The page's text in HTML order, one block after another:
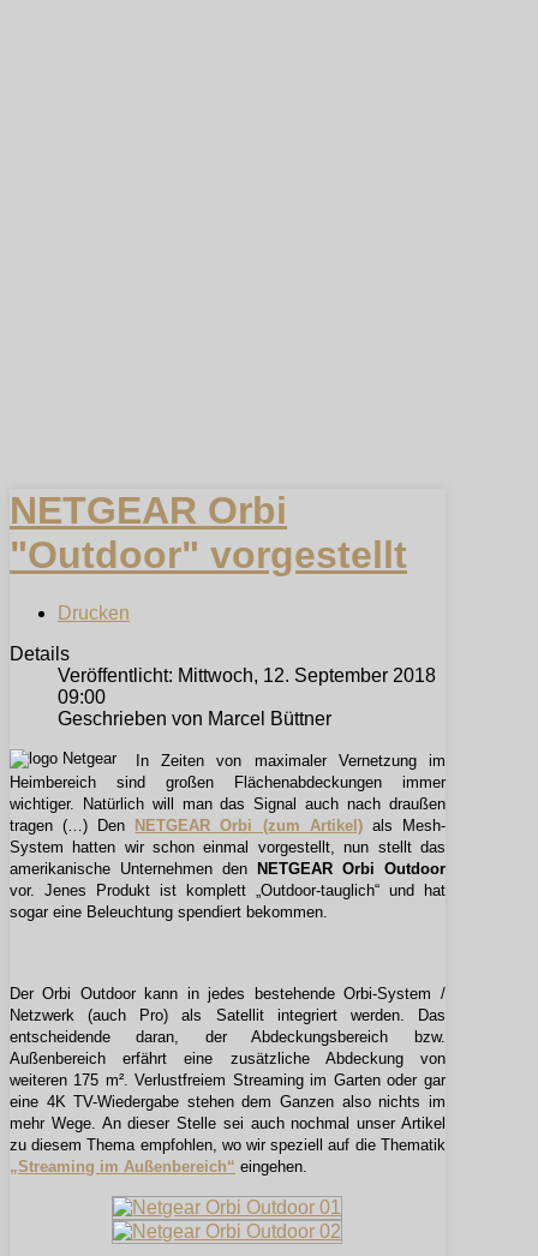
NETGEAR Orbi
"Outdoor" vorgestellt
Drucken
Details
Veröffentlicht: Mittwoch, 12. September 2018
09:00
Geschrieben von Marcel Büttner
In Zeiten von maximaler Vernetzung im
Heimbereich sind großen Flächenabdeckungen immer
wichtiger. Natürlich will man das Signal auch nach draußen
tragen (…) Den
NETGEAR Orbi (zum Artikel)als Mesh-
System hatten wir schon einmal vorgestellt, nun stellt das
amerikanische Unternehmen den
NETGEAR Orbi Outdoor
vor. Jenes Produkt ist komplett „Outdoor-tauglich“ und hat
sogar eine Beleuchtung spendiert bekommen.
Der Orbi Outdoor kann in jedes bestehende Orbi-System /
Netzwerk (auch Pro) als Satellit integriert werden. Das
entscheidende daran, der Abdeckungsbereich bzw.
Außenbereich erfährt eine zusätzliche Abdeckung von
weiteren 175 m². Verlustfreiem Streaming im Garten oder gar
eine 4K TV-Wiedergabe stehen dem Ganzen also nichts im
mehr Wege. An dieser Stelle sei auch nochmal unser Artikel
zu diesem Thema empfohlen, wo wir speziell auf die Thematik
„Streaming im Außenbereich“ eingehen.